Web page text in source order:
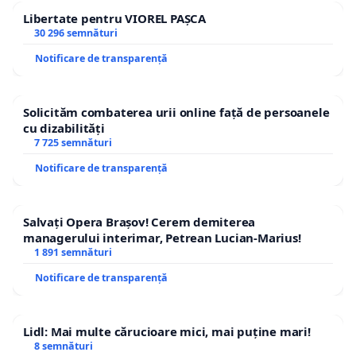
împrejurimile ansamblului rezidențial
Avantgarden3 de o
ținând cont de nevoile actuale și dezvoltarea
Această petiție va fi îndreptată către Primăria
Municipiului Brașov - Serviciul Amenajare Drumuri
primarul Municipiului Brașov.
Semnează și tu petiția!
Libertate pentru VIOREL PAȘCA
30 296 semnături
Notificare de transparență
Solicităm combaterea urii online față de persoanele
cu dizabilități
7 725 semnături
Notificare de transparență
Salvați Opera Brașov! Cerem demiterea
managerului interimar, Petrean Lucian-Marius!
1 891 semnături
Notificare de transparență
Lidl: Mai multe cărucioare mici, mai puține mari!
8 semnături